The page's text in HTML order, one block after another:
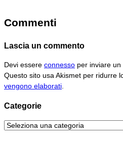
Commenti
Lascia un commento
Devi essere connesso per inviare un
Questo sito usa Akismet per ridurre
vengono elaborati
Categorie
Categorie